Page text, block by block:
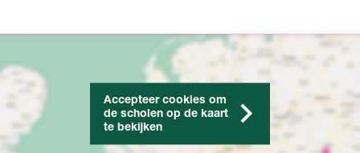
Accepteer cookies om
de scholen op de kaart
te bekijken